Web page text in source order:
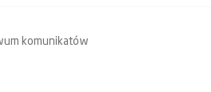
komunikatów